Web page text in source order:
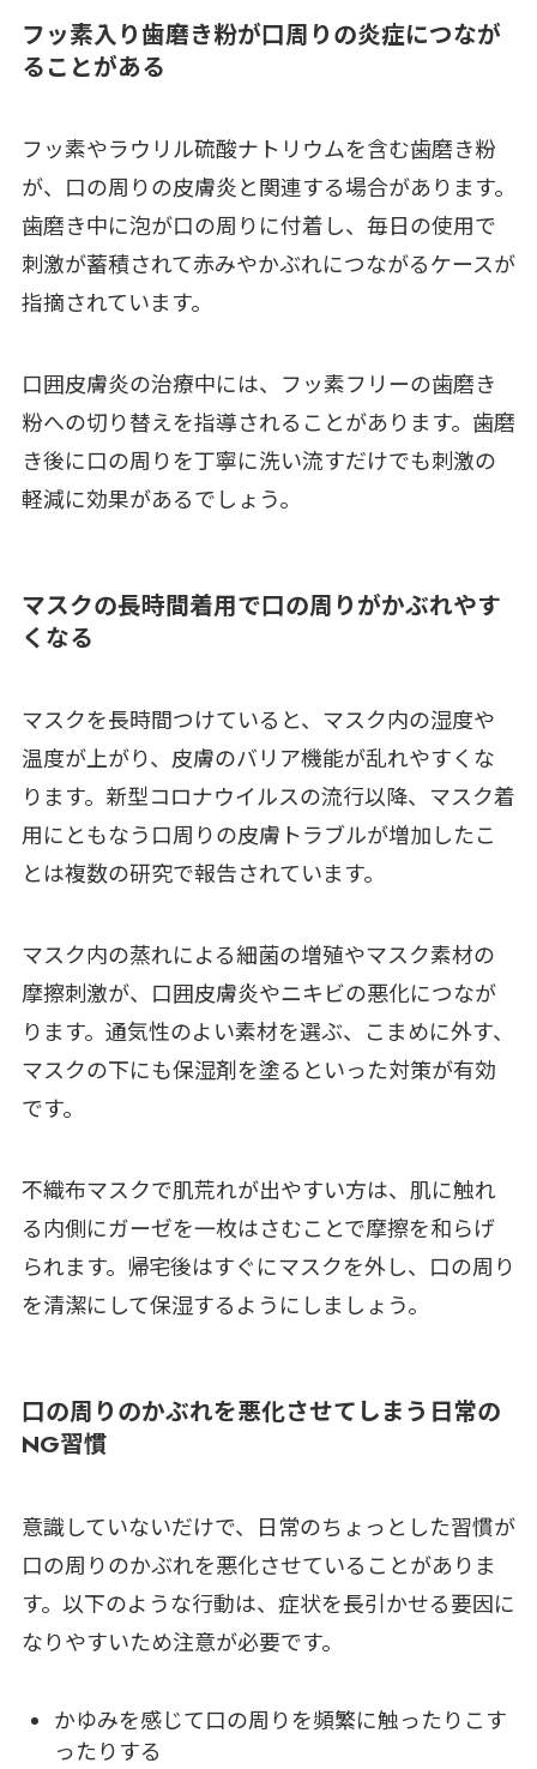
フッ素入り歯磨き粉が口周りの炎症につなが
ることがある
フッ素やラウリル硫酸ナトリウムを含む歯磨き粉
が、口の周りの皮膚炎と関連する場合があります。
歯磨き中に泡が口の周りに付着し、毎日の使用で
刺激が蓄積されて赤みやかぶれにつながるケースが
指摘されています。
口囲皮膚炎の治療中には、フッ素フリーの歯磨き
粉への切り替えを指導されることがあります。歯磨
き後に口の周りを丁寧に洗い流すだけでも刺激の
軽減に効果があるでしょう。
マスクの長時間着用で口の周りがかぶれやす
くなる
マスクを長時間つけていると、マスク内の湿度や
温度が上がり、皮膚のバリア機能が乱れやすくな
ります。新型コロナウイルスの流行以降、マスク着
用にともなう口周りの皮膚トラブルが増加したこ
とは複数の研究で報告されています。
マスク内の蒸れによる細菌の増殖やマスク素材の
摩擦刺激が、口囲皮膚炎やニキビの悪化につなが
ります。通気性のよい素材を選ぶ、こまめに外す、
マスクの下にも保湿剤を塗るといった対策が有効
です。
不織布マスクで肌荒れが出やすい方は、肌に触れ
る内側にガーゼを一枚はさむことで摩擦を和らげ
られます。帰宅後はすぐにマスクを外し、口の周り
を清潔にして保湿するようにしましょう。
口の周りのかぶれを悪化させてしまう日常の
NG習慣
意識していないだけで、日常のちょっとした習慣が
口の周りのかぶれを悪化させていることがありま
す。以下のような行動は、症状を長引かせる要因に
なりやすいため注意が必要です。
かゆみを感じて口の周りを頻繁に触ったりこす
ったりする